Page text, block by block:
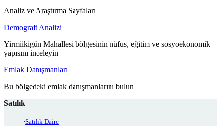
Analiz ve Araştırma Sayfaları
Demografi Analizi
Yirmiikigün Mahallesi bölgesinin nüfus, eğitim ve sosyoekonomik
yapısını inceleyin
Emlak Danışmanları
Bu bölgedeki emlak danışmanlarını bulun
Satılık
Satılık Daire